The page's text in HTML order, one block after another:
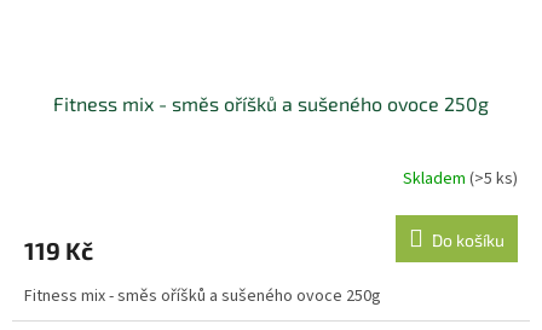
Fitness mix - směs oříšků a sušeného ovoce 250g
Skladem (>5 ks)
119 Kč Do košíku
Fitness mix - směs oříšků a sušeného ovoce 250g